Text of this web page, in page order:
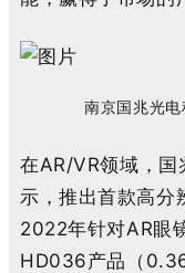
南京国兆光
在AR/VR领域，国
示，推出首款高分
2022年针对AR眼
HD036产品（